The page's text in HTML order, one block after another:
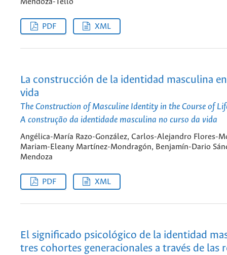
Mendoza-Tello
PDF XML
La construcción de la identidad masculina
vida
The Construction of Masculine Identity in the Course of
A construção da identidade masculina no curso da vida
Angélica-María Razo-González, Carlos-Alejandro Flores-
Mariam-Eleany Martínez-Mondragón, Benjamín-Dario
Mendoza
PDF XML
El significado psicológico de la identidad
tres cohortes generacionales a través de las